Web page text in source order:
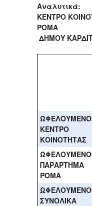
Αναλυτικά:
ΚΕΝΤΡΟ
ΡΟΜΑ
ΔΗΜΟΥ
ΚΕΝΤΡΟ
ΚΟΙΝΟΤΗΤΑΣ
ΠΑΡΑΡΤΗΜΑ
ΡΟΜΑ
ΣΥΝΟΛΙΚΑ